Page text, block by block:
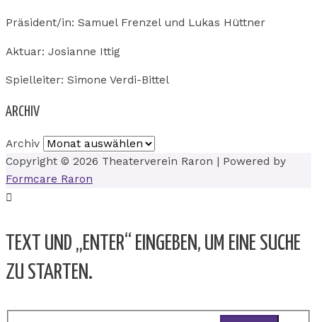
Präsident/in: Samuel Frenzel und Lukas Hüttner
Aktuar: Josianne Ittig
Spielleiter: Simone Verdi-Bittel
ARCHIV
Archiv
Copyright © 2026 Theaterverein Raron | Powered by
Formcare Raron
TEXT UND „ENTER“ EINGEBEN, UM EINE SUCHE
ZU STARTEN.